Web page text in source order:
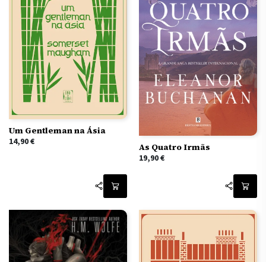
Um Gentleman na Ásia
14,90€
As Quatro Irmãs
19,90€